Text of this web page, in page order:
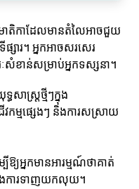
ាតិកាដែលមានតំលៃអាចជួយ
សារ។ អ្នកអាចសរសេរ
ៈសំខាន់សម្រាប់អ្នកទស្សនា។
សាស្ត្រថ្មីៗក្នុង
កម្មផ្សេងៗ និងការសស្រាយ
ឱ្យអ្នកមានអារម្មណ៍ថាគាត់
ការទាញយកលុយ។